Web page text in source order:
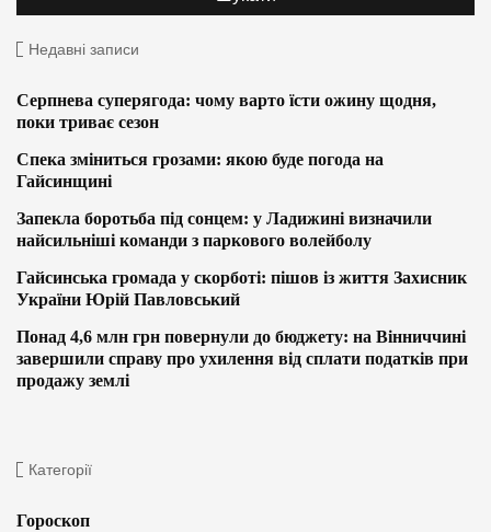
Недавні записи
Серпнева суперягода: чому варто їсти ожину щодня,
поки триває сезон
Спека зміниться грозами: якою буде погода на
Гайсинщині
Запекла боротьба під сонцем: у Ладижині визначили
найсильніші команди з паркового волейболу
Гайсинська громада у скорботі: пішов із життя Захисник
України Юрій Павловський
Понад 4,6 млн грн повернули до бюджету: на Вінниччині
завершили справу про ухилення від сплати податків при
продажу землі
Категорії
Гороскоп